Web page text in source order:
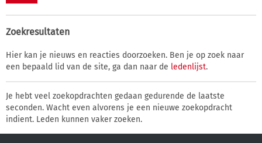
Zoekresultaten
Hier kan je nieuws en reacties doorzoeken. Ben je op zoek naar
een bepaald lid van de site, ga dan naar de ledenlijst.
Je hebt veel zoekopdrachten gedaan gedurende de laatste
seconden. Wacht even alvorens je een nieuwe zoekopdracht
indient. Leden kunnen vaker zoeken.